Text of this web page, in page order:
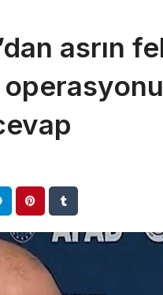
asrın